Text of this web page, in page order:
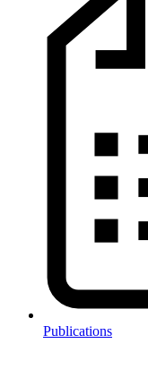
Publications